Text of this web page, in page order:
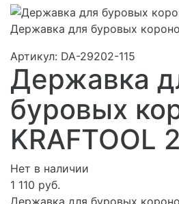
Державка для буровых
Артикул: DA-29202-115
Державка
буровых
KRAFTOOL
Нет в наличии
1 110 руб.